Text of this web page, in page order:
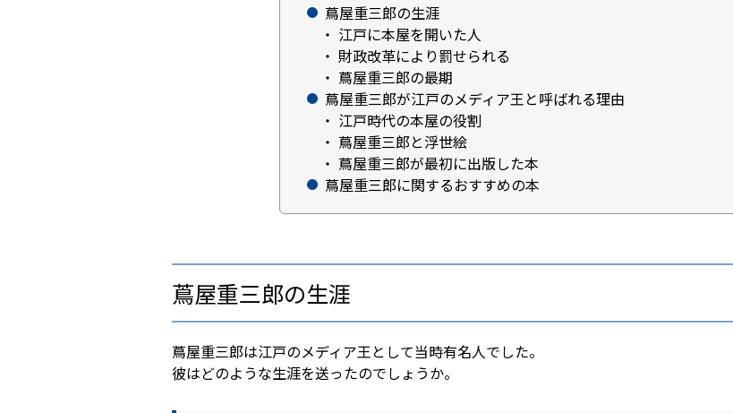
蔦屋重三郎の生涯
江戸に本屋を開いた人
財政改革により罰せられる
蔦屋重三郎の最期
蔦屋重三郎が江戸のメディア王と呼ばれる理由
江戸時代の本屋の役割
蔦屋重三郎と浮世絵
蔦屋重三郎が最初に出版した本
蔦屋重三郎に関するおすすめの本
蔦屋重三郎の生涯
蔦屋重三郎は江戸のメディア王として当時有名人でした。
彼はどのような生涯を送ったのでしょうか。